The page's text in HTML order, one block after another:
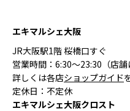
エキマルシェ大阪
JR大阪駅1階 桜橋口すぐ
営業時間：6:30〜23:30（店舗
詳しくは各店ショップガイド
定休日：不定休
エキマルシェ大阪クロスト